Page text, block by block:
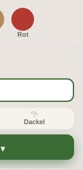
Rot
Dackel